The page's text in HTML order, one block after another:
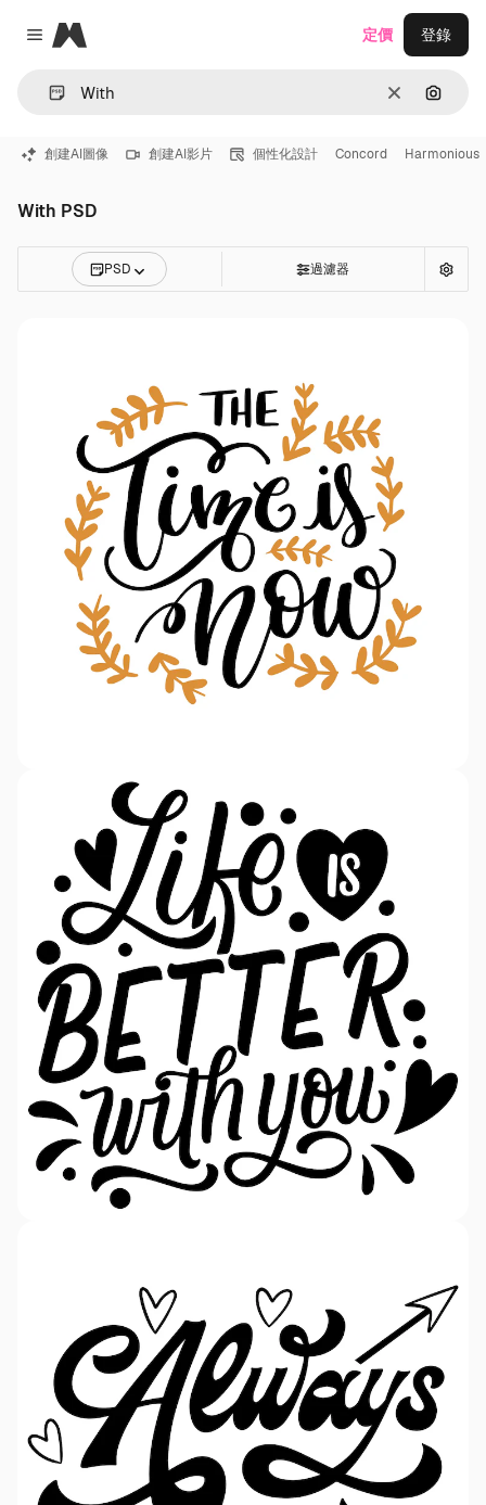
Close menu
Magnific
清除 通過圖
定價 登錄
創建AI圖像 創建AI影片 個性化設計 Concord Harmonious
With PSD
PSD 過濾器